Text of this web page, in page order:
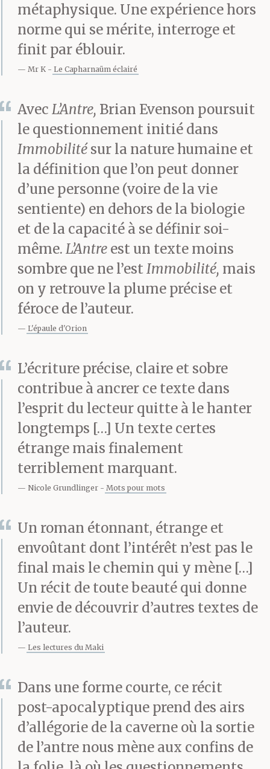
métaphysique. Une expérience hors
norme qui se mérite, interroge et
finit par éblouir.
Mr K Le Capharnaüm éclairé
Avec L’Antre, Brian Evenson poursuit
le questionnement initié dans
Immobilitésur la nature humaine et
la définition que l’on peut donner
d’une personne (voire de la vie
sentiente) en dehors de la biologie
et de la capacité à se définir soi-
même. L’Antre est un texte moins
sombre que ne l’estImmobilité, mais
on y retrouve la plume précise et
féroce de l’auteur.
L'épaule d'Orion
L’écriture précise, claire et sobre
contribue à ancrer ce texte dans
l’esprit du lecteur quitte à le hanter
longtemps […] Un texte certes
étrange mais finalement
terriblement marquant.
Nicole Grundlinger Mots pour mots
Un roman étonnant, étrange et
envoûtant dont l’intérêt n’est pas le
final mais le chemin qui y mène […]
Un récit de toute beauté qui donne
envie de découvrir d’autres textes de
l’auteur.
Les lectures du Maki
Dans une forme courte, ce récit
post-apocalyptique prend des airs
d’allégorie de la caverne où la sortie
de l’antre nous mène aux confins de